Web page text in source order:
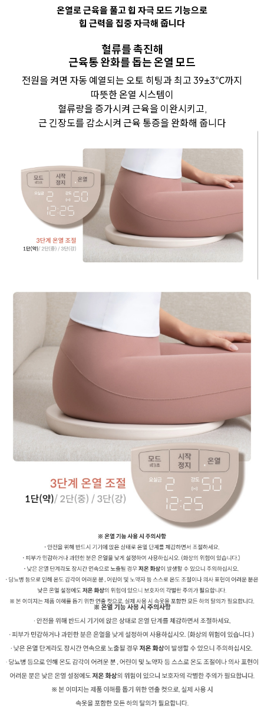
온열로 근육을 풀고 힙 자극 모드 기능으로
힙 근력을 집중 자극해 줍니다
혈류를 촉진해
근육통 완화를 돕는 온열 모드
전원을 켜면 자동 예열되는 오토 히팅과 최고 39±3℃까지
따뜻한 온열 시스템이
혈류량을 증가시켜 근육을 이완시키고,
근 긴장도를 감소시켜 근육 통증을 완화해 줍니다